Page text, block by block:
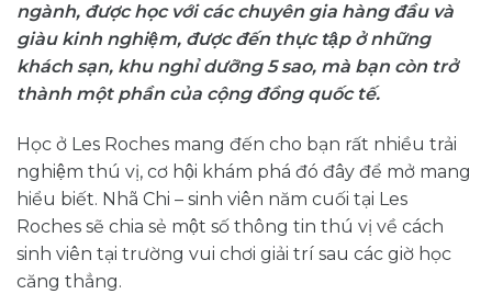
ngành, được học với các chuyên gia hàng đầu và
giàu kinh nghiệm, được đến thực tập ở những
khách sạn, khu nghỉ dưỡng 5 sao, mà bạn còn trở
thành một phần của cộng đồng quốc tế.
Học ở Les Roches mang đến cho bạn rất nhiều trải
nghiệm thú vị, cơ hội khám phá đó đây để mở mang
hiểu biết. Nhã Chi – sinh viên năm cuối tại Les
Roches sẽ chia sẻ một số thông tin thú vị về cách
sinh viên tại trường vui chơi giải trí sau các giờ học
căng thẳng.